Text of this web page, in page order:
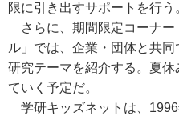
限に引き出すサポートを行う
さらに、期間限定コーナー
ル」では、企業・団体と共
研究テーマを紹介する。夏
ていく予定だ。
学研キッズネットは、